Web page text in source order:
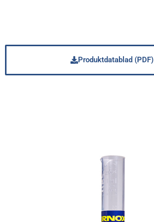
Produktdatablad (PDF)